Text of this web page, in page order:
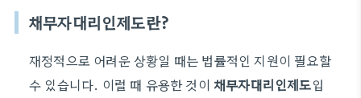
채무자대리인제도란?
재정적으로 어려운 상황일 때는 법률적인 지원이 필요할
수 있습니다. 이럴 때 유용한 것이 채무자대리인제도입